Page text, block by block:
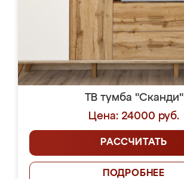
ТВ тумба "Сканди"
Цена: 24000 руб.
РАССЧИТАТЬ
ПОДРОБНЕЕ